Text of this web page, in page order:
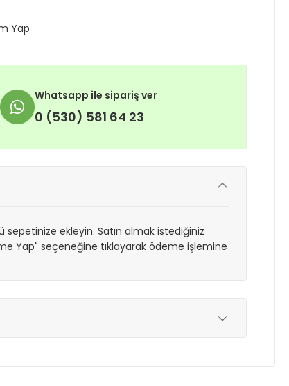
Yap
Whatsapp ile sipariş ver
0 (530) 581 64 23
sepetinize ekleyin. Satın almak istediğiniz
Yap" seçeneğine tıklayarak ödeme işlemine